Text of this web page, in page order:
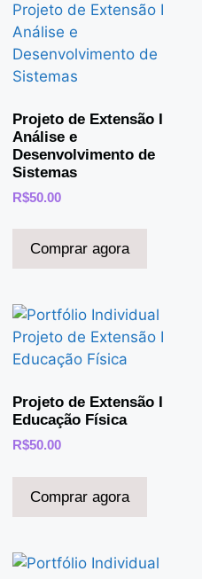
Projeto de Extensão I
Análise e
Desenvolvimento de
Sistemas
R$50.00
Comprar agora
Projeto de Extensão I
Educação Física
R$50.00
Comprar agora